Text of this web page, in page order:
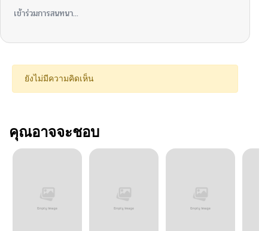
เข้าร่วมการสนทนา...
ยังไม่มีความคิดเห็น
คุณอาจจะชอบ